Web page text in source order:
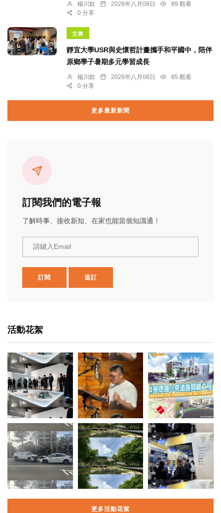
楊川欽 2026年八月08日
89 觀看
0 分享
文教
靜宜大學USR與史懷哲計畫攜手和平國中，陪伴
原鄉學子暑期多元學習成長
楊川欽 2026年八月08日
85 觀看
0 分享
更多最新新聞
訂閱我們的電子報
了解時事、接收新知、在家也能當個知識通！
請鍵入Email
訂閱 退訂
活動花絮
更多活動花絮